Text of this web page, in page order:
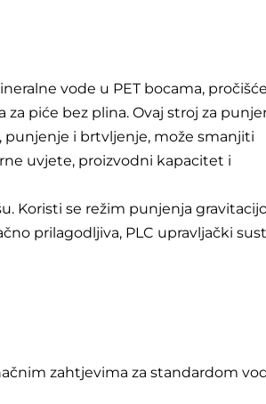
vode u PET bocama,
piće bez plina. Ovaj stroj za
punjenje i brtvljenje, može smanjiti
uvjete, proizvodni kapacitet i
Koristi se režim punjenja
prilagodljiva, PLC upravljački
zahtjevima za standardom